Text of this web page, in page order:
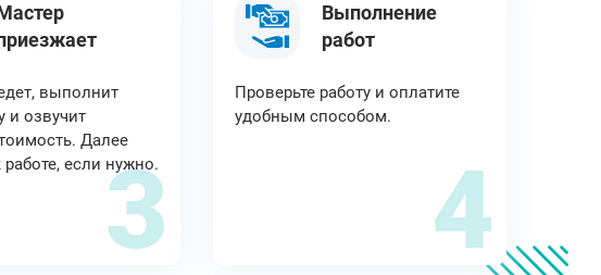
выполнит
и озвучит
Далее
работе, если нужно.
3
Выполнение
работ
Проверьте работу и оплатите
удобным способом.
4